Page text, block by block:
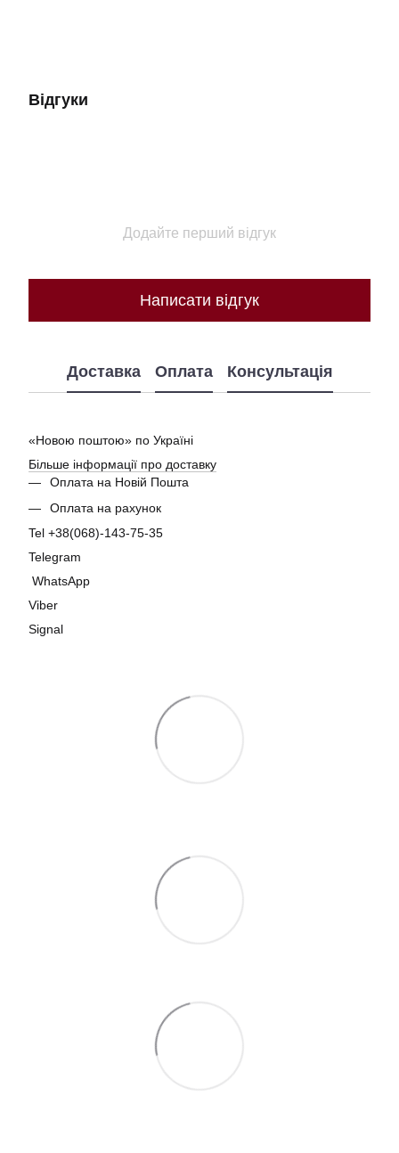
Відгуки
Додайте перший відгук
Написати відгук
Доставка Оплата Консультація
«Новою поштою» по Україні
Більше інформації про доставку
Оплата на Новій Пошта
Оплата на рахунок
Tel +38(068)-143-75-35
Telegram
WhatsApp
Viber
Signal